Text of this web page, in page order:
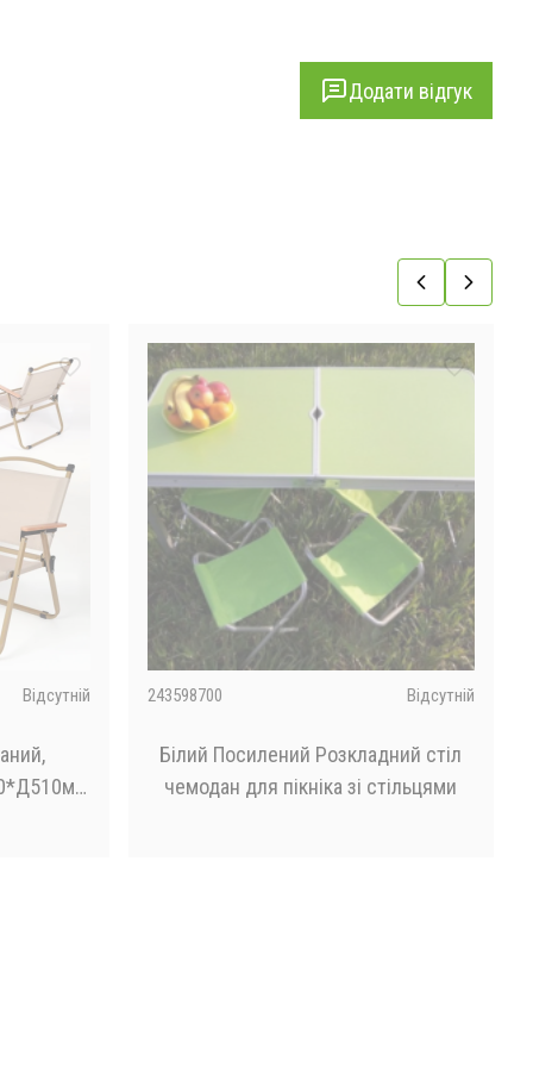
Додати відгук
Відсутній 243598700 Відсутній
Білий Посилений Розкладний стіл
чемодан для пікніка зі стільцями